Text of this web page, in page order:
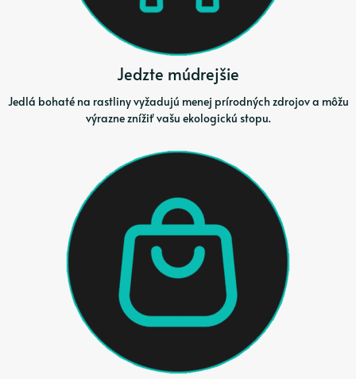
Jedzte múdrejšie
Jedlá bohaté na rastliny vyžadujú menej prírodných zdrojov a môžu
výrazne znížiť vašu ekologickú stopu.